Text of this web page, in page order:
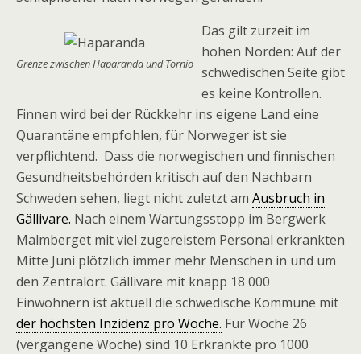
Grenze zwischen Haparanda und Tornio
Das gilt zurzeit im
hohen Norden: Auf der
schwedischen Seite gibt
es keine Kontrollen.
Finnen wird bei der Rückkehr ins eigene Land eine
Quarantäne empfohlen, für Norweger ist sie
verpflichtend. Dass die norwegischen und finnischen
Gesundheitsbehörden kritisch auf den Nachbarn
Schweden sehen, liegt nicht zuletzt am Ausbruch in
Gällivare. Nach einem Wartungsstopp im Bergwerk
Malmberget mit viel zugereistem Personal erkrankten
Mitte Juni plötzlich immer mehr Menschen in und um
den Zentralort. Gällivare mit knapp 18 000
Einwohnern ist aktuell die schwedische Kommune mit
der höchsten Inzidenz pro Woche. Für Woche 26
(vergangene Woche) sind 10 Erkrankte pro 1000